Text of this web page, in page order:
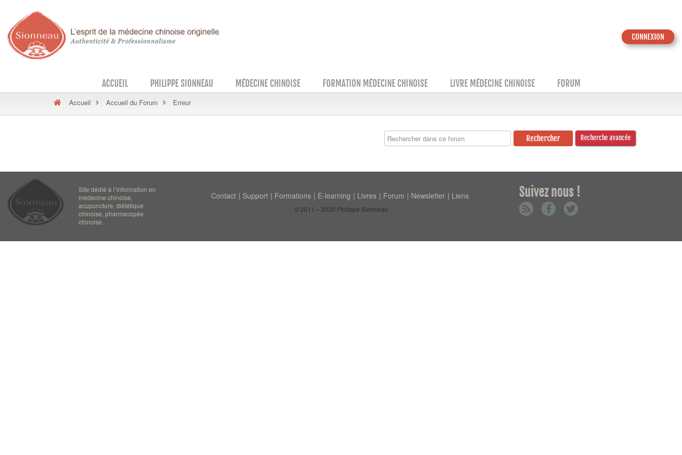
CONNEXION
ACCUEIL PHILIPPE SIONNEAU MÉDECINE CHINOISE FORMATION MÉDECINE CHINOISE LIVRE MÉDECINE CHINOISE FORUM
Accueil Accueil du Forum Erreur
Recherche avancée
Site dédié à l’information en
médecine chinoise,
acupuncture, diététique
chinoise, pharmacopée
chinoise.
Contact Support Formations E-learning Livres Forum Newsletter Liens
© 2011 – 2020 Philippe Sionneau
Suivez nous !